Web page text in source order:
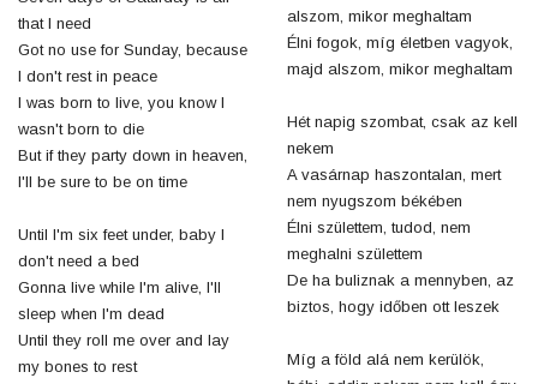
that I need
Got no use for Sunday, because
I don't rest in peace
I was born to live, you know I
wasn't born to die
But if they party down in heaven,
I'll be sure to be on time
Until I'm six feet under, baby I
don't need a bed
Gonna live while I'm alive, I'll
sleep when I'm dead
Until they roll me over and lay
my bones to rest
alszom, mikor meghaltam
Élni fogok, míg életben vagyok,
majd alszom, mikor meghaltam
Hét napig szombat, csak az kell
nekem
A vasárnap haszontalan, mert
nem nyugszom békében
Élni születtem, tudod, nem
meghalni születtem
De ha buliznak a mennyben, az
biztos, hogy időben ott leszek
Míg a föld alá nem kerülök,